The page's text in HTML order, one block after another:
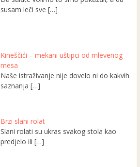
susam leči sve[…]
Kineščići – mekani uštipci od mlevenog
mesa
Naše istraživanje nije dovelo ni do kakvih
saznanja[…]
Brzi slani rolat
Slani rolati su ukras svakog stola kao
predjelo ili[…]